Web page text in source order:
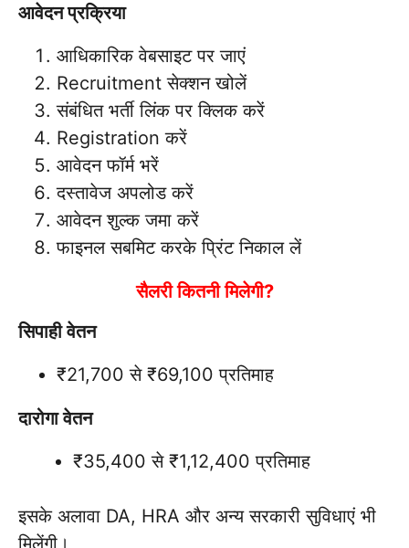
आवेदन प्रक्रिया
आधिकारिक वेबसाइट पर जाएं
Recruitment सेक्शन खोलें
संबंधित भर्ती लिंक पर क्लिक करें
Registration करें
आवेदन फॉर्म भरें
दस्तावेज अपलोड करें
आवेदन शुल्क जमा करें
फाइनल सबमिट करके प्रिंट निकाल लें
सैलरी कितनी मिलेगी?
सिपाही वेतन
₹21,700 से ₹69,100 प्रतिमाह
दारोगा वेतन
₹35,400 से ₹1,12,400 प्रतिमाह
इसके अलावा DA, HRA और अन्य सरकारी सुविधाएं भी